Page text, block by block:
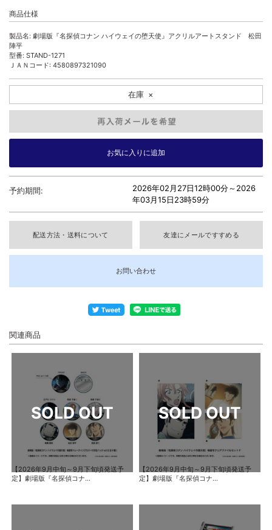
商品仕様
製品名: 劇場版『名探偵コナン ハイウェイの堕天使』アクリルアートスタンド 松田
陣平
型番: STAND-1271
ＪＡＮコード: 4580897321090
在庫 ×
予約期間: 2026年02月27日12時00分～2026
年03月15日23時59分
配送方法・送料について 友達にメールですすめる
お問い合わせ
関連商品
【2026年9月中旬～9月下旬頃発送予
定】劇場版『名探偵コナ...
【2026年9月中旬～9月下旬頃発送予
定】劇場版『名探偵コナ...